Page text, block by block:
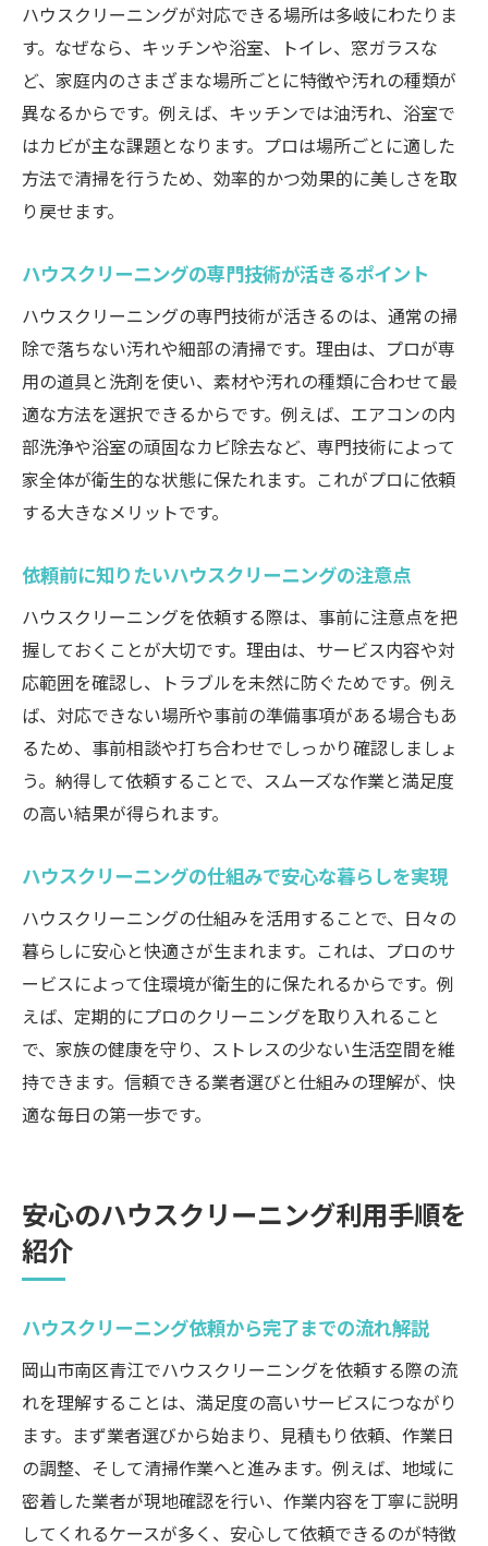
ハウスクリーニングの定期利用で清潔な住
まいを保つ
ハウスクリーニングとセルフ掃除の効果的
な使い分け
アレルギー対策にも役立つハウスクリーニ
ングの工夫
心の住環境
ハウスクリーニングの後に快適さを長持ち
させる方法
ハウスクリーニング前に準備すべきポイントと
は
ハウスクリーニング前に揃えるべき準備品
の確認
貴重品や私物の整理がハウスクリーニング
ハウスクリーニング前の事前連絡で伝える
べき事項
ペットの管理や駐車スペース確保でハウス
クリーニング円滑化
ハウスクリーニングの日程調整で気を付け
るポイント
ハウスクリーニング前後の簡単な掃除で効
信頼できるハウスクリーニング選びのコツを伝
授
評判や口コミを活用したハウスクリーニン
グ業者選び
ハウスクリーニングの資格や実績を見極め
るポイント
女性スタッフ対応など細かな配慮も比較し
たいハウスクリーニング
ハウスクリーニング業者のサービス内容を
ニングが安心
ハウスクリーニングサービス内容の違いを比較
ハウスクリーニングの基本プランとオプシ
ョン例
在室・空室で変わるハウスクリーニングの
対応範囲
水回りセットや部分清掃などハウスクリー
ハウスクリーニングが対応できる場所は多岐にわたりま
す。なぜなら、キッチンや浴室、トイレ、窓ガラスな
ど、家庭内のさまざまな場所ごとに特徴や汚れの種類が
異なるからです。例えば、キッチンでは油汚れ、浴室で
はカビが主な課題となります。プロは場所ごとに適した
方法で清掃を行うため、効率的かつ効果的に美しさを取
り戻せます。
ハウスクリーニングの専門技術が活きるポイント
ハウスクリーニングの専門技術が活きるのは、通常の掃
除で落ちない汚れや細部の清掃です。理由は、プロが専
用の道具と洗剤を使い、素材や汚れの種類に合わせて最
適な方法を選択できるからです。例えば、エアコンの内
部洗浄や浴室の頑固なカビ除去など、専門技術によって
家全体が衛生的な状態に保たれます。これがプロに依頼
する大きなメリットです。
依頼前に知りたいハウスクリーニングの注意点
ハウスクリーニングを依頼する際は、事前に注意点を把
握しておくことが大切です。理由は、サービス内容や対
応範囲を確認し、トラブルを未然に防ぐためです。例え
ば、対応できない場所や事前の準備事項がある場合もあ
るため、事前相談や打ち合わせでしっかり確認しましょ
う。納得して依頼することで、スムーズな作業と満足度
の高い結果が得られます。
ハウスクリーニングの仕組みで安心な暮らしを実現
ハウスクリーニングの仕組みを活用することで、日々の
暮らしに安心と快適さが生まれます。これは、プロのサ
ービスによって住環境が衛生的に保たれるからです。例
えば、定期的にプロのクリーニングを取り入れること
で、家族の健康を守り、ストレスの少ない生活空間を維
持できます。信頼できる業者選びと仕組みの理解が、快
適な毎日の第一歩です。
安心のハウスクリーニング利用手順を
紹介
ハウスクリーニング依頼から完了までの流れ解説
岡山市南区青江でハウスクリーニングを依頼する際の流
れを理解することは、満足度の高いサービスにつながり
ます。まず業者選びから始まり、見積もり依頼、作業日
の調整、そして清掃作業へと進みます。例えば、地域に
密着した業者が現地確認を行い、作業内容を丁寧に説明
してくれるケースが多く、安心して依頼できるのが特徴